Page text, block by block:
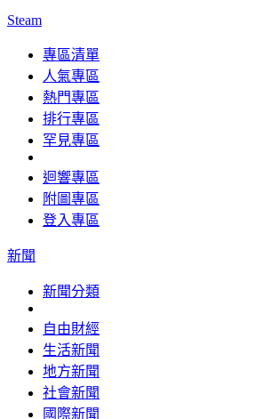
Steam
專區清單
人氣專區
熱門專區
排行專區
罕見專區
迴響專區
附圖專區
登入專區
新聞
新聞分類
自由財經
生活新聞
地方新聞
社會新聞
國際新聞